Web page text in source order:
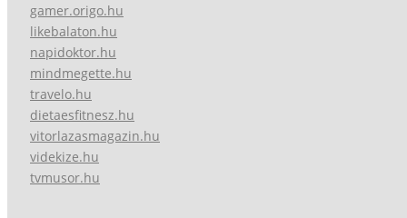
gamer.origo.hu
likebalaton.hu
napidoktor.hu
mindmegette.hu
travelo.hu
dietaesfitnesz.hu
vitorlazasmagazin.hu
videkize.hu
tvmusor.hu